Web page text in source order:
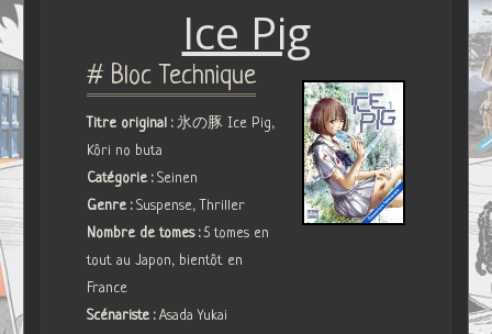
Ice Pig
# Bloc Technique
Titre original :氷の豚 Ice Pig,
Kôri no buta
Catégorie :Seinen
Genre :Suspense, Thriller
Nombre de tomes :5 tomes en
tout au Japon, bientôt en
France
Scénariste :Asada Yukai